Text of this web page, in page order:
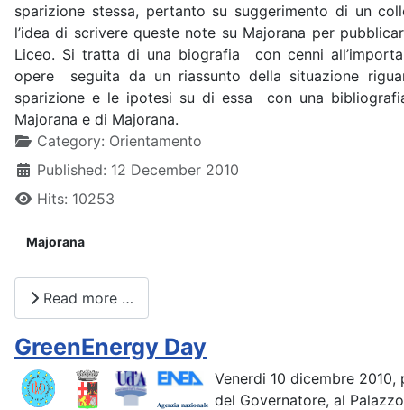
sparizione stessa, pertanto su suggerimento di un
l’idea di scrivere queste note su Majorana per
Liceo. Si tratta di una biografia con cenni
opere seguita da un riassunto della situazione
sparizione e le ipotesi su di essa con una
Majorana e di Majorana.
DetailsCategory: Orientamento
Published: 12 December 2010
Hits: 10253
Majorana
Read more …
GreenEnergy Day
Venerdi 10 dicembre 2010,
del Governatore, al